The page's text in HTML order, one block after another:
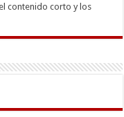
contenido corto y los